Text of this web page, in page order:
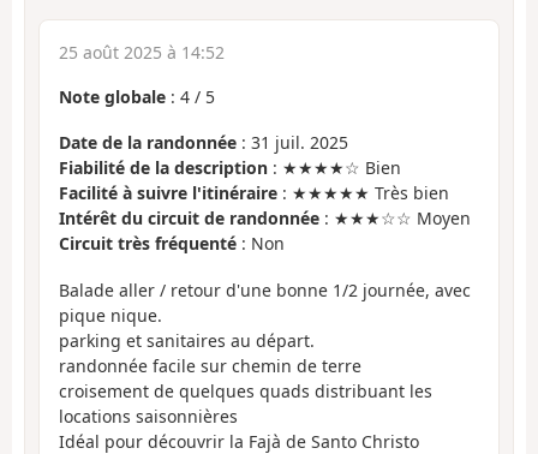
25 août 2025 à 14:52
Note globale : 4 / 5
Date de la randonnée : 31 juil. 2025
Fiabilité de la description : ★★★★☆ Bien
Facilité à suivre l'itinéraire : ★★★★★ Très bien
Intérêt du circuit de randonnée : ★★★☆☆ Moyen
Circuit très fréquenté : Non
Balade aller / retour d'une bonne 1/2 journée, avec
pique nique.
parking et sanitaires au départ.
randonnée facile sur chemin de terre
croisement de quelques quads distribuant les
locations saisonnières
Idéal pour découvrir la Fajà de Santo Christo